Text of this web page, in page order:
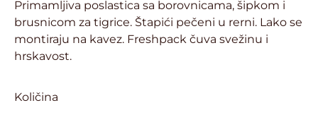
Primamljiva poslastica sa borovnicama, šipkom i
brusnicom za tigrice. Štapići pečeni u rerni. Lako se
montiraju na kavez. Freshpack čuva svežinu i
hrskavost.
Količina